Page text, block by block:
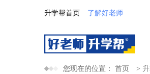
升学帮首页 了解好老师
您现在的位置： 首页 >